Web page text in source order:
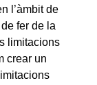
l’àmbit de
fer de la
limitacions
crear un